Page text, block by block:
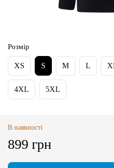
Розмір
XS S M L
4XL 5XL
В наявності
899 грн